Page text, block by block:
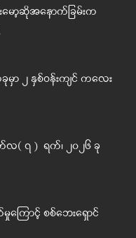
ာ့ဆိုအနောက်ခြမ်းက
မှာ ၂ နှစ်ဝန်းကျင် ကလေး
( ၇ ) ရက်၊ ၂၀၂၆ ခု
ောင့် စစ်ဘေးရှောင်